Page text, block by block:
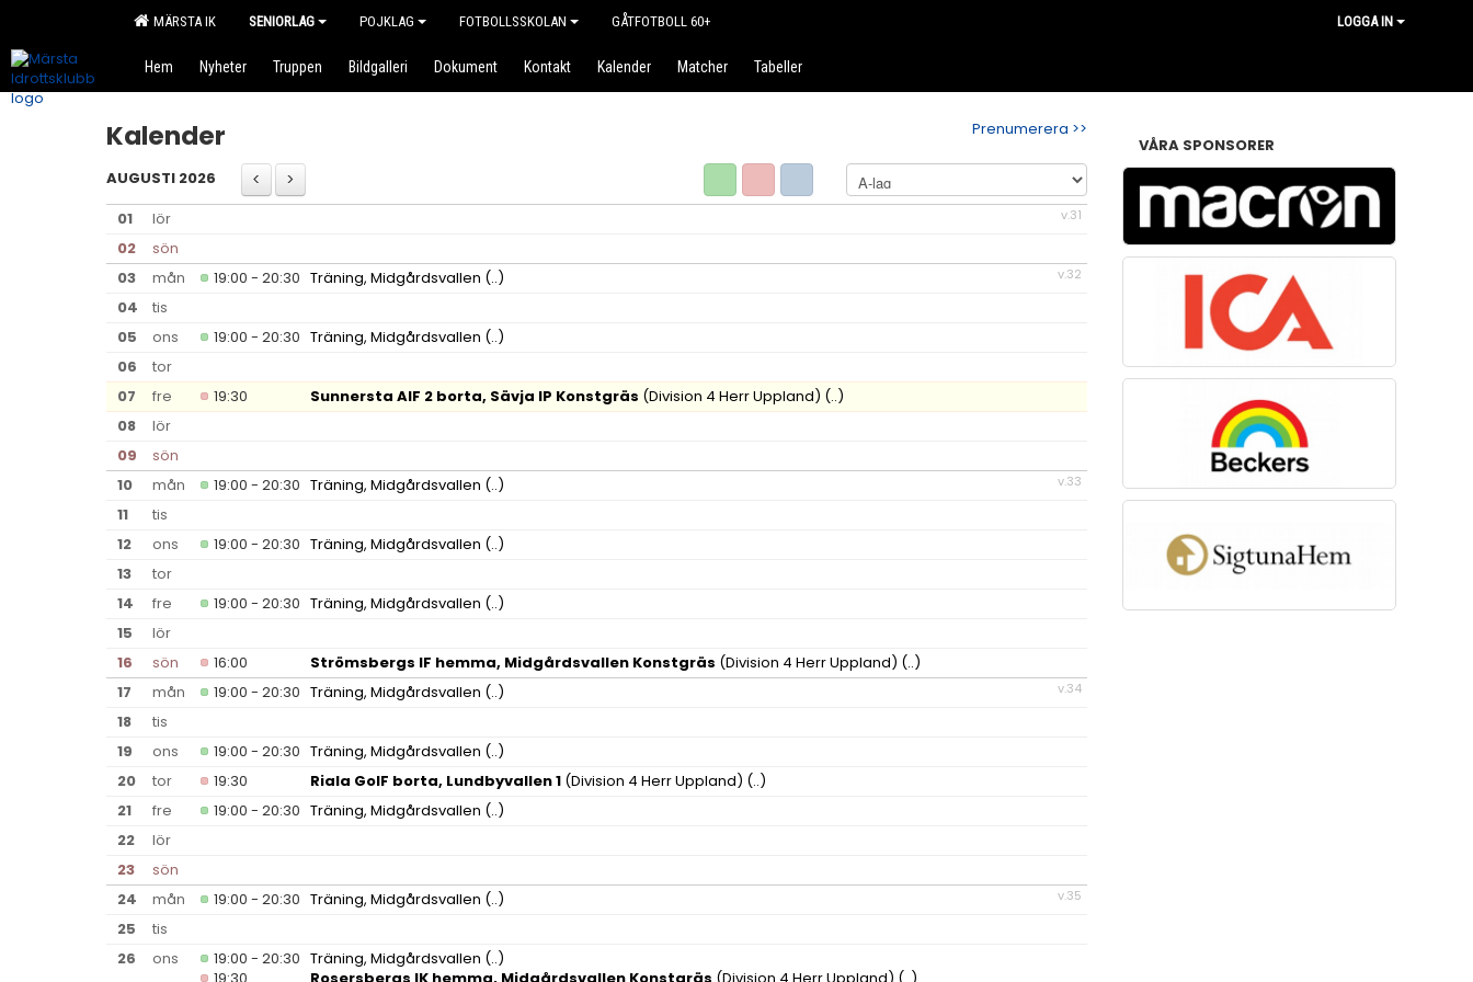
MÄRSTA IK SENIORLAG POJKLAG FOTBOLLSSKOLAN GÅTFOTBOLL 60+ LOGGA IN
Hem Nyheter Truppen Bildgalleri Dokument Kontakt Kalender Matcher Tabeller
Prenumerera >>
Kalender
AUGUSTI 2026
v.31
01
lör
02
sön
v.32
03 mån 19:00 - 20:30 Träning, Midgårdsvallen (..)
04
tis
05
ons 19:00 - 20:30 Träning, Midgårdsvallen (..)
06
tor
07
fre 19:30 Sunnersta AIF 2 borta, Sävja IP Konstgräs (Division 4 Herr Uppland) (..)
08
lör
09
sön
v.33
10 mån 19:00 - 20:30 Träning, Midgårdsvallen (..)
11
tis
12
ons 19:00 - 20:30 Träning, Midgårdsvallen (..)
13
tor
14
fre 19:00 - 20:30 Träning, Midgårdsvallen (..)
15
lör
16
sön 16:00 Strömsbergs IF hemma, Midgårdsvallen Konstgräs (Division 4 Herr Uppland) (..)
v.34
17 mån 19:00 - 20:30 Träning, Midgårdsvallen (..)
18
tis
19
ons 19:00 - 20:30 Träning, Midgårdsvallen (..)
20
tor 19:30 Riala GoIF borta, Lundbyvallen 1 (Division 4 Herr Uppland) (..)
21
fre 19:00 - 20:30 Träning, Midgårdsvallen (..)
22
lör
23
sön
v.35
24 mån 19:00 - 20:30 Träning, Midgårdsvallen (..)
25
tis
26
ons 19:00 - 20:30 Träning, Midgårdsvallen (..)
VÅRA SPONSORER